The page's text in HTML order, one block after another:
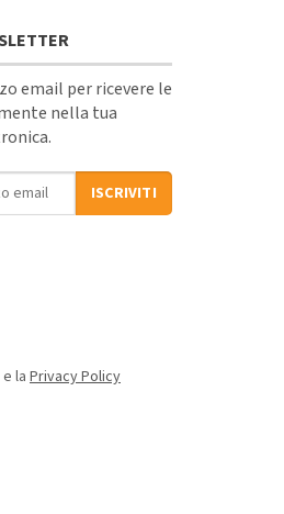
email per ricevere le
nella tua
ISCRIVITI
la Privacy Policy